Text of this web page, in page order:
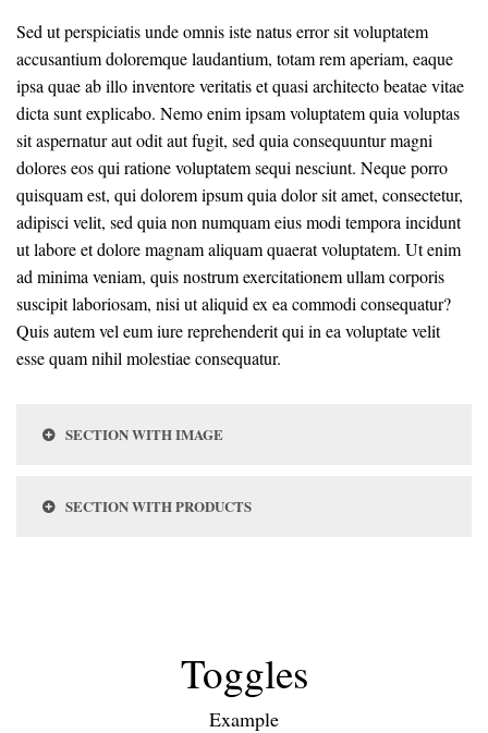
Sed ut perspiciatis unde omnis iste natus error sit voluptatem
accusantium doloremque laudantium, totam rem aperiam, eaque
ipsa quae ab illo inventore veritatis et quasi architecto beatae vitae
dicta sunt explicabo. Nemo enim ipsam voluptatem quia voluptas
sit aspernatur aut odit aut fugit, sed quia consequuntur magni
dolores eos qui ratione voluptatem sequi nesciunt. Neque porro
quisquam est, qui dolorem ipsum quia dolor sit amet, consectetur,
adipisci velit, sed quia non numquam eius modi tempora incidunt
ut labore et dolore magnam aliquam quaerat voluptatem. Ut enim
ad minima veniam, quis nostrum exercitationem ullam corporis
suscipit laboriosam, nisi ut aliquid ex ea commodi consequatur?
Quis autem vel eum iure reprehenderit qui in ea voluptate velit
esse quam nihil molestiae consequatur.
SECTION WITH IMAGE
SECTION WITH PRODUCTS
Toggles
Example